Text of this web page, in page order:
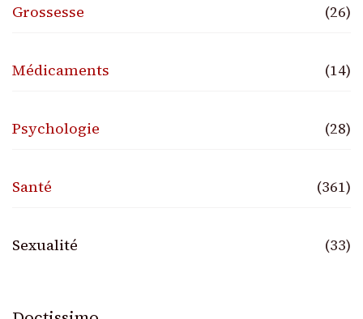
Grossesse (26)
Médicaments (14)
Psychologie (28)
Santé (361)
Sexualité (33)